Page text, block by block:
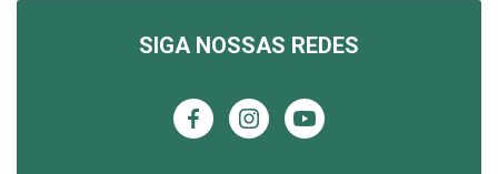
SIGA NOSSAS REDES